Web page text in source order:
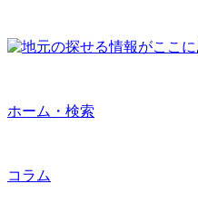
ホーム・検索
コラム